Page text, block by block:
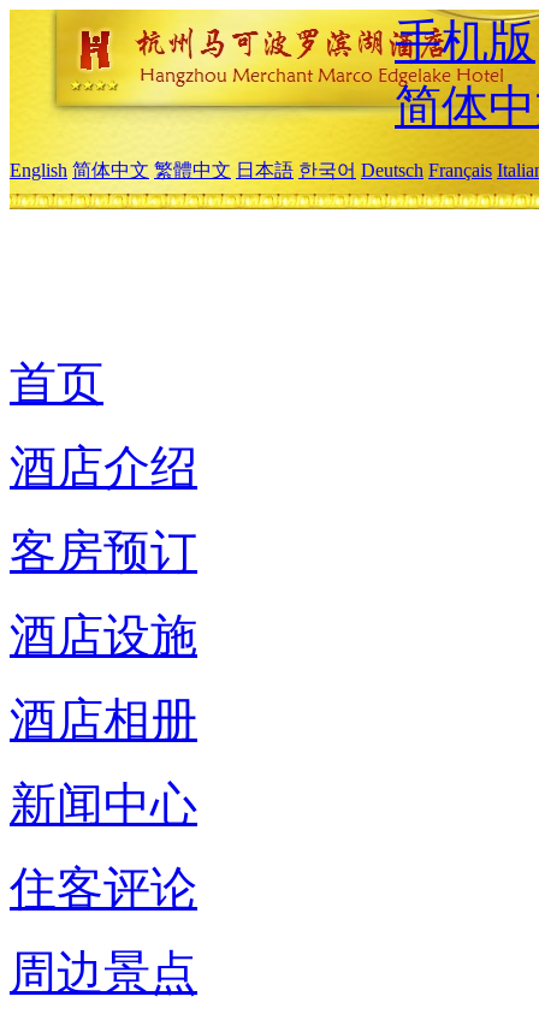
手机版
简体
English 简体中文 繁體中文 日本語 한국어 Deutsch Français
首页
酒店介绍
客房预订
酒店设施
酒店相册
新闻中心
住客评论
周边景点